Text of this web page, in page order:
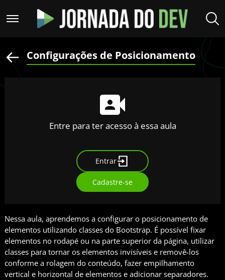
Configurações de Posicionamento
Entre para ter acesso à essa aula
Entrar
Cadastre-se
Nessa aula, aprendemos a configurar o posicionamento de
elementos utilizando classes do Bootstrap. É possível fixar
elementos no rodapé ou na parte superior da página, utilizar
classes para tornar os elementos invisíveis e removê-los
conforme a rolagem do conteúdo, fazer empilhamento
vertical e horizontal de elementos e adicionar separadores.